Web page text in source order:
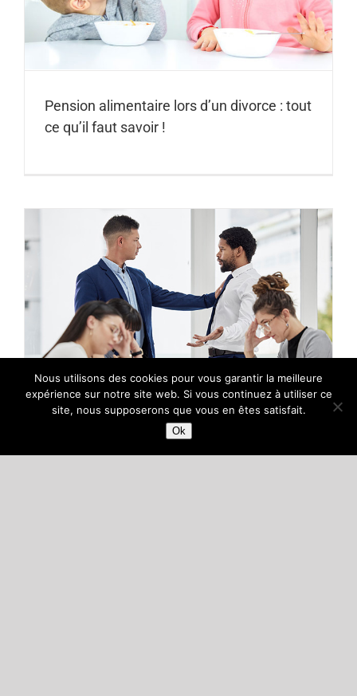
Pension alimentaire lors d’un divorce : tout
ce qu’il faut savoir !
Nous utilisons des cookies pour vous garantir la meilleure
expérience sur notre site web. Si vous continuez à utiliser ce
site, nous supposerons que vous en êtes satisfait.
Ok